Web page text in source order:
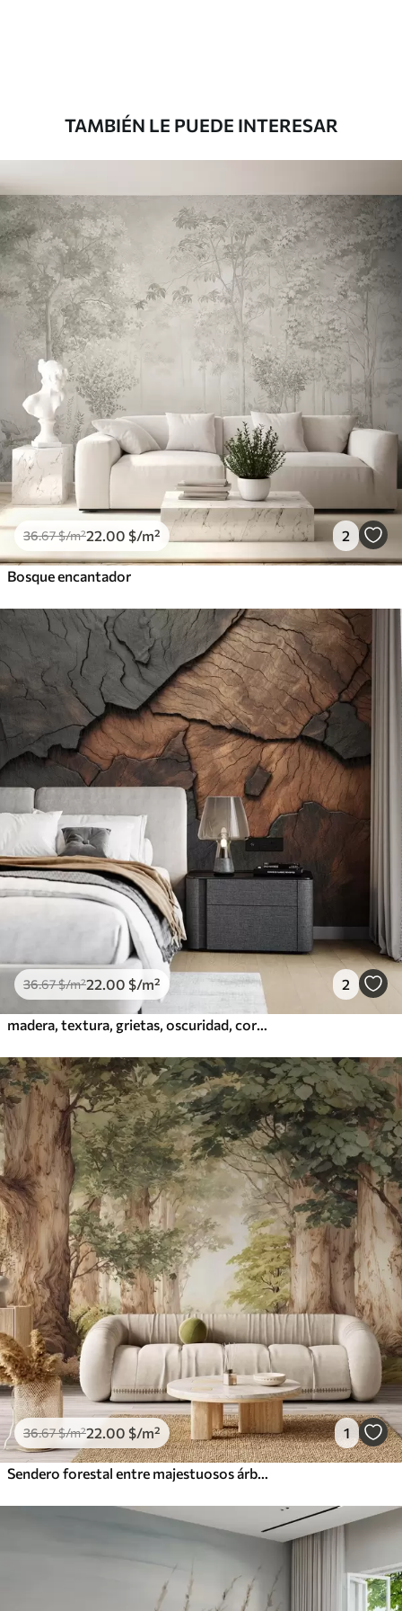
Vinilo Premium
48.3329.00$/m²
TAMBIÉN LE PUEDE INTERESAR
36.67$/m²22 .00 $/m² 2
Bosque encantador
36.67$/m²22 .00 $/m² 2
36.67$/m²22 .00 $/m² 1